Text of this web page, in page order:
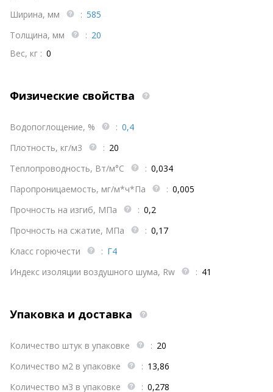
Ширина, мм
: 585
Толщина, мм
: 20
Вес, кг : 0
Физические свойства
Водопоглощение, % : 0,4
Плотность, кг/м3
: 20
Теплопроводность, Вт/м°С
: 0,034
Паропроницаемость, мг/м*ч*Па
: 0,005
Прочность на изгиб, МПа
: 0,2
Прочность на сжатие, МПа
: 0,17
Класс горючести
: Г4
Индекс изоляции воздушного шума, Rw
: 41
Упаковка и доставка
Количество штук в упаковке : 20
Количество м2 в упаковке
: 13,86
Количество м3 в упаковке
: 0,278